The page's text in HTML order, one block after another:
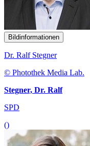
Bildinformationen
Dr. Ralf Stegner
© Photothek Media Lab.
Stegner, Dr. Ralf
SPD
()